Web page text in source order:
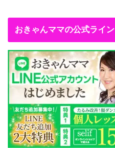
おきゃんママの公式ライン